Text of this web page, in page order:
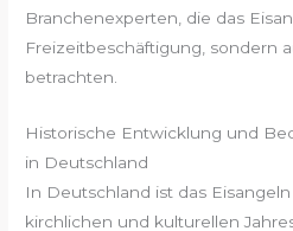
Branchenexperten, die das
Freizeitbeschäftigung, sondern
betrachten.
Historische Entwicklung und
in Deutschland
In Deutschland ist das
kirchlichen und kulturellen